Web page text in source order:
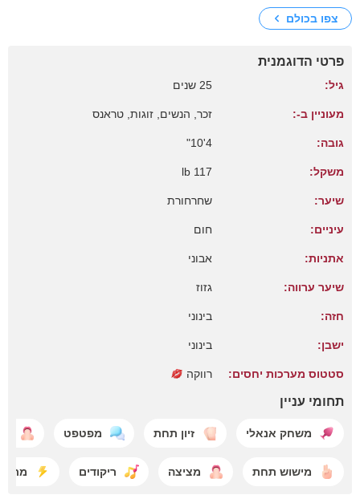
צפו בכולם
פרטי הדוגמנית
גיל: 25 שנים
מעוניין ב-: זכר, הנשים, זוגות, טראנס
גובה: 4'10"
משקל: 117 lb
שיער: שחרחורת
עיניים: חום
אתניות: אבוני
שיער ערווה: גזוז
חזה: בינוני
ישבן: בינוני
סטטוס מערכות יחסים: רווקה
תחומי עניין
משחק אנאלי זיון תחת מפטפט
מישוש תחת מציצה ריקודים